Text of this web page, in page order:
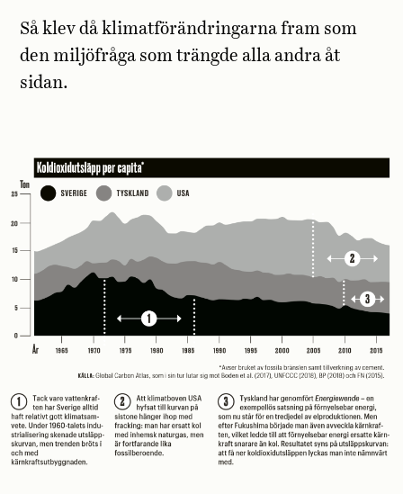
Så klev då klimatförändringarna fram som
den miljöfråga som trängde alla andra åt
sidan.